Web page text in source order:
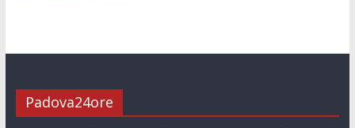
Padova24ore